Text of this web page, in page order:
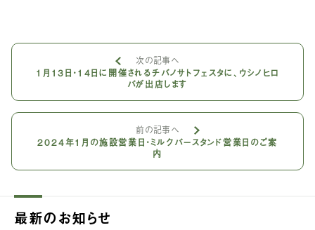
次の記事へ
1月13日・14日に開催されるチバノサトフェスタに、ウシノヒロ
バが出店します
前の記事へ
2024年1月の施設営業日・ミルクバースタンド営業日のご案
内
最新のお知らせ